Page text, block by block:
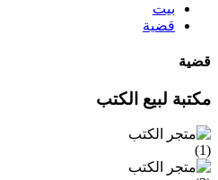
بيت
قضية
قضية
مكتبة لبيع الكتب